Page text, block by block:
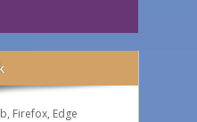
Firefox, Edge